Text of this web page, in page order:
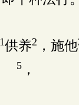
1供养2 ，施他
5 ，